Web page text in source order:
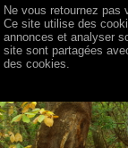
Ne vous retournez pas
Ce site utilise des
annonces et analyser
site sont partagées
des cookies.